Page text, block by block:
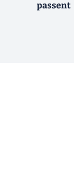
passent